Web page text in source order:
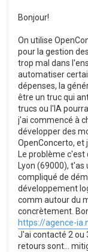
Bonjour!
On utilise
pour la gestion
trop mal dans
automatiser
dépenses, la
être un truc qui
trucs ou l'IA
j'ai commencé à
développer des
OpenConcerto, et
Le problème c'est
Lyon (69000),
compliqué de
développement
comm autour du
concrètement.
https://agence-
J'ai contacté 2 ou
retours sont...